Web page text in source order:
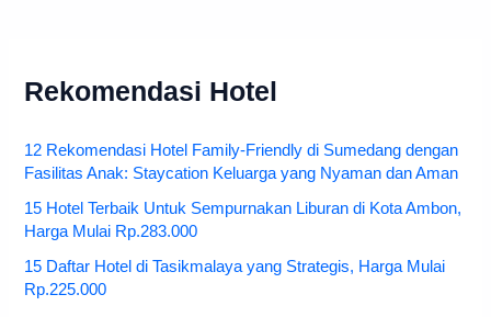
Rekomendasi Hotel
12 Rekomendasi Hotel Family-Friendly di Sumedang dengan
Fasilitas Anak: Staycation Keluarga yang Nyaman dan Aman
15 Hotel Terbaik Untuk Sempurnakan Liburan di Kota Ambon,
Harga Mulai Rp.283.000
15 Daftar Hotel di Tasikmalaya yang Strategis, Harga Mulai
Rp.225.000